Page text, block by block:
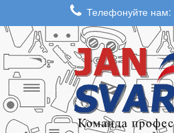
Телефонуйте нам: